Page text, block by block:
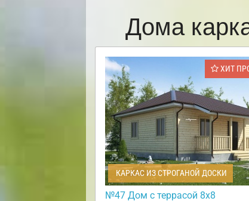
Дома
ХИТ
КАРКАС ИЗ СТРОГАНОЙ ДОСКИ
№47 Дом с террасой 8х8